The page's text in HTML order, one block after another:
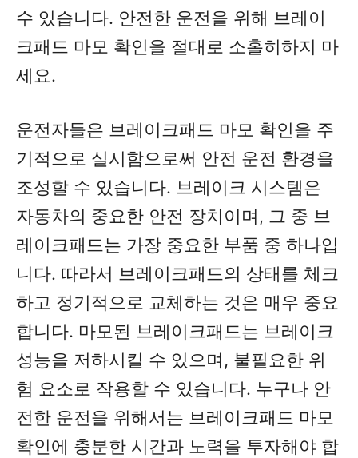
수 있습니다. 안전한 운전을 위해 브레이
크패드 마모 확인을 절대로 소홀히하지 마
세요.
운전자들은 브레이크패드 마모 확인을 주
기적으로 실시함으로써 안전 운전 환경을
조성할 수 있습니다. 브레이크 시스템은
자동차의 중요한 안전 장치이며, 그 중 브
레이크패드는 가장 중요한 부품 중 하나입
니다. 따라서 브레이크패드의 상태를 체크
하고 정기적으로 교체하는 것은 매우 중요
합니다. 마모된 브레이크패드는 브레이크
성능을 저하시킬 수 있으며, 불필요한 위
험 요소로 작용할 수 있습니다. 누구나 안
전한 운전을 위해서는 브레이크패드 마모
확인에 충분한 시간과 노력을 투자해야 합